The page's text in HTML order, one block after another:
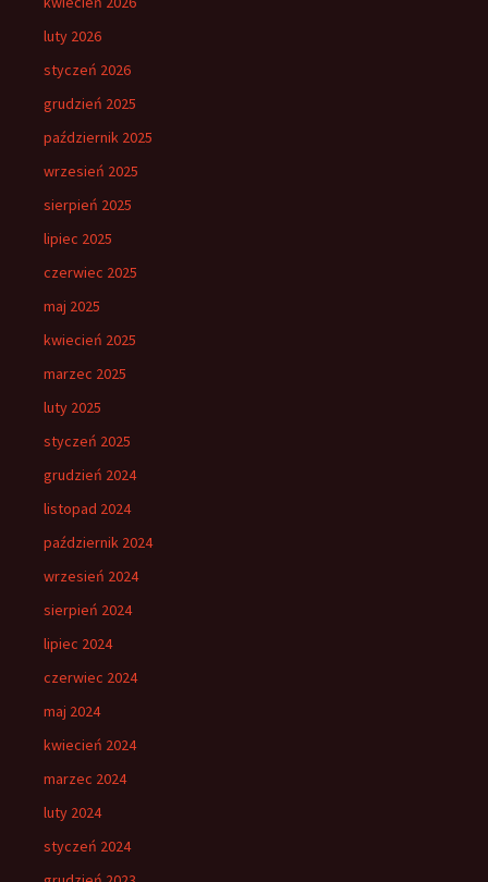
luty 2026
styczeń 2026
grudzień 2025
październik 2025
wrzesień 2025
sierpień 2025
lipiec 2025
czerwiec 2025
maj 2025
kwiecień 2025
marzec 2025
luty 2025
styczeń 2025
grudzień 2024
listopad 2024
październik 2024
wrzesień 2024
sierpień 2024
lipiec 2024
czerwiec 2024
maj 2024
kwiecień 2024
marzec 2024
luty 2024
styczeń 2024